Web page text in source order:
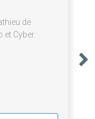
de
et Cyber.